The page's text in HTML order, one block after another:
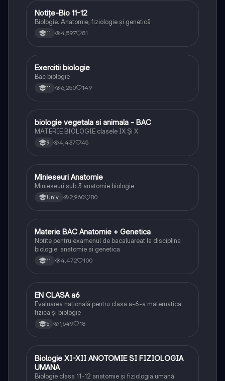
Biologie
Notițe-Bio 11-12
Biologie. Anatomie, fiziologie și genetică
11 4,597 81
Biologie
Exercitii biologie
Bac biologie
11 6,250 149
Biologie
biologie vegetala si animala - BAC
MATERIE BIOLOGIE clasele IX Şi X
9 4,437 45
Biologie
Minieseuri Anatomie
Minieseuri sub 3 anatomie biologie
Univ. 2,960 80
Biologie
Materie BAC Anatomie + Genetica
Notite pentru examenul de bacaluareat la disciplina
biologie: anatomie si genetica
11 4,472 100
Matematică
EN CLASA a6
Evaluarea națională pentru clasa a-6-a matematica
fizica și biologie
6 1,549 18
Biologie
Biologie XI-XII ANOTOMIE SI FIZIOLOGIA
UMANA
Biologie clasa 11-12 anatomie și fiziologia umană